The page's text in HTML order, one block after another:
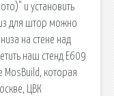
и установить
для штор можно
на стене над
наш стенд Е609
MosBuild, которая
ЦВК